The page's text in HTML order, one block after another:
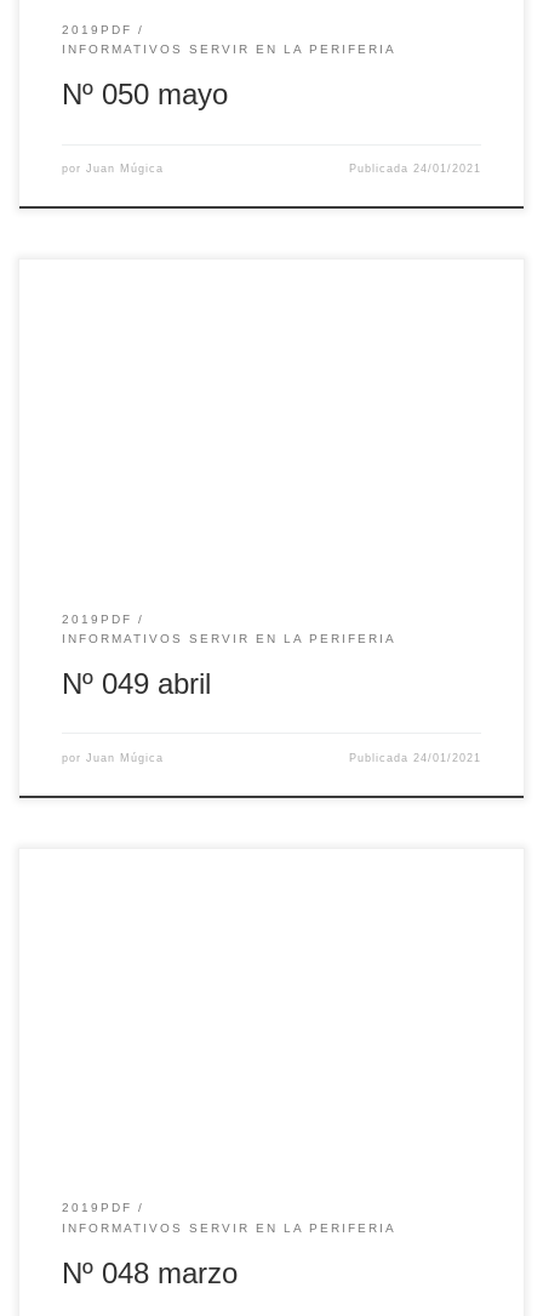
2019PDF
INFORMATIVOS SERVIR EN LA PERIFERIA
Nº 050 mayo
por Juan Múgica Publicada24/01/2021
2019PDF
INFORMATIVOS SERVIR EN LA PERIFERIA
Nº 049 abril
por Juan Múgica Publicada 24/01/2021
2019PDF
INFORMATIVOS SERVIR EN LA PERIFERIA
Nº 048 marzo